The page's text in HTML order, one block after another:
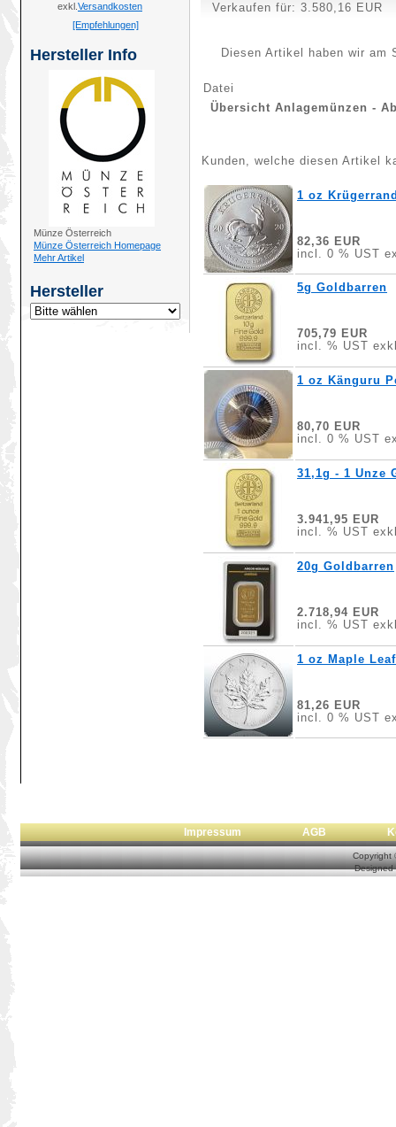
exkl. Versandkosten
[Empfehlungen]
Hersteller Info
Münze Österreich
Münze Österreich Homepage
Mehr Artikel
Hersteller
Verkaufen für: 3.580,16 EUR
Diesen Artikel haben wir am
Datei
Übersicht Anlagemünzen -
Kunden, welche diesen Artikel
1 oz
82,36 EUR
incl. 0 % UST
5g Goldbarren
705,79 EUR
incl. % UST
1 oz Känguru
80,70 EUR
incl. 0 % UST
31,1g - 1 Unze
3.941,95 EUR
incl. % UST
20g Goldbarren
2.718,94 EUR
incl. % UST
1 oz Maple
81,26 EUR
incl. 0 % UST
Impressum AGB
Copyright
Designed